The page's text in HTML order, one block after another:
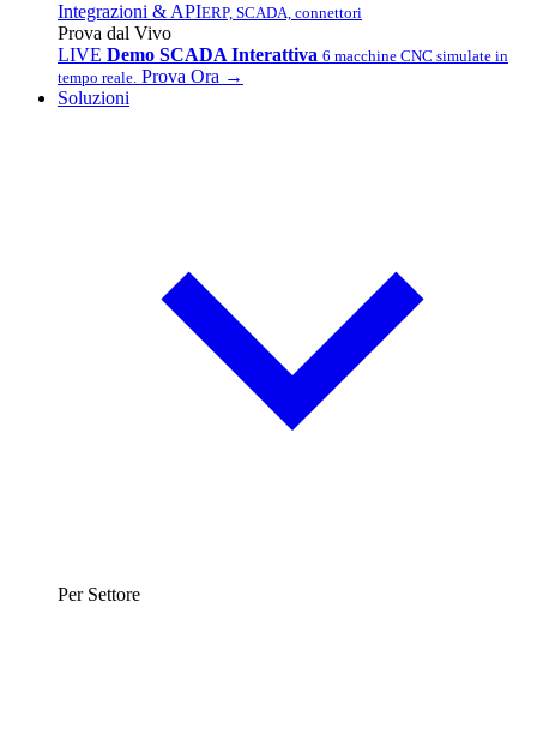
Integrazioni & APIERP, SCADA, connettori
Prova dal Vivo
LIVE Demo SCADA Interattiva 6 macchine CNC simulate in
tempo reale. Prova Ora →
Soluzioni
Per Settore